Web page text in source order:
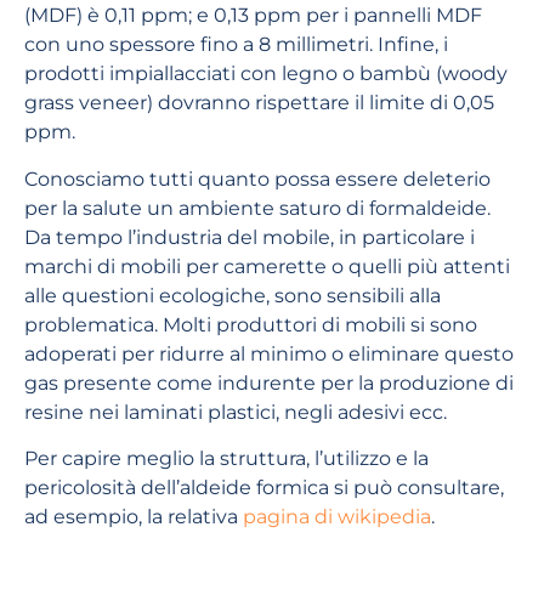
(MDF) è 0,11 ppm; e 0,13 ppm per i pannelli MDF
con uno spessore fino a 8 millimetri. Infine, i
prodotti impiallacciati con legno o bambù (woody
grass veneer) dovranno rispettare il limite di 0,05
ppm.
Conosciamo tutti quanto possa essere deleterio
per la salute un ambiente saturo di formaldeide.
Da tempo l’industria del mobile, in particolare i
marchi di mobili per camerette o quelli più attenti
alle questioni ecologiche, sono sensibili alla
problematica. Molti produttori di mobili si sono
adoperati per ridurre al minimo o eliminare questo
gas presente come indurente per la produzione di
resine nei laminati plastici, negli adesivi ecc.
Per capire meglio la struttura, l’utilizzo e la
pericolosità dell’aldeide formica si può consultare,
ad esempio, la relativa pagina di wikipedia.